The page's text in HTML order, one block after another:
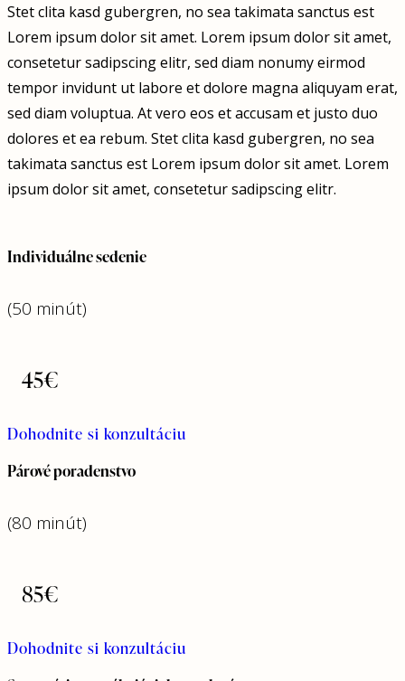
Stet clita kasd gubergren, no sea takimata sanctus est
Lorem ipsum dolor sit amet. Lorem ipsum dolor sit amet,
consetetur sadipscing elitr, sed diam nonumy eirmod
tempor invidunt ut labore et dolore magna aliquyam erat,
sed diam voluptua. At vero eos et accusam et justo duo
dolores et ea rebum. Stet clita kasd gubergren, no sea
takimata sanctus est Lorem ipsum dolor sit amet. Lorem
ipsum dolor sit amet, consetetur sadipscing elitr.
Individuálne sedenie
(50 minút)
45€
Dohodnite si konzultáciu
Párové poradenstvo
(80 minút)
85€
Dohodnite si konzultáciu